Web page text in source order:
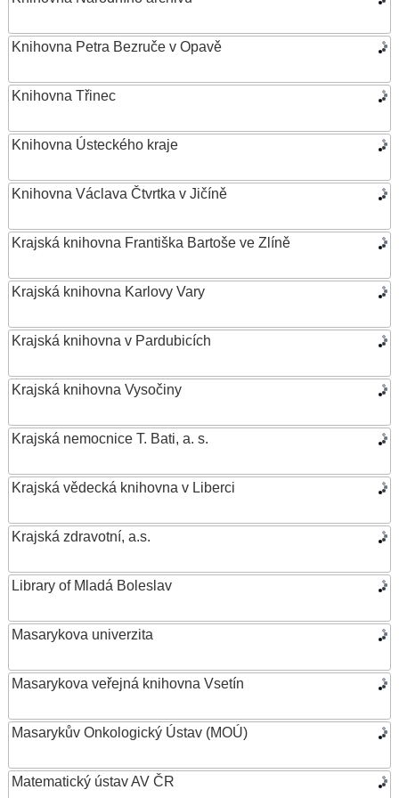
Knihovna Petra Bezruče v Opavě
Knihovna Třinec
Knihovna Ústeckého kraje
Knihovna Václava Čtvrtka v Jičíně
Krajská knihovna Františka Bartoše ve Zlíně
Krajská knihovna Karlovy Vary
Krajská knihovna v Pardubicích
Krajská knihovna Vysočiny
Krajská nemocnice T. Bati, a. s.
Krajská vědecká knihovna v Liberci
Krajská zdravotní, a.s.
Library of Mladá Boleslav
Masarykova univerzita
Masarykova veřejná knihovna Vsetín
Masarykův Onkologický Ústav (MOÚ)
Matematický ústav AV ČR